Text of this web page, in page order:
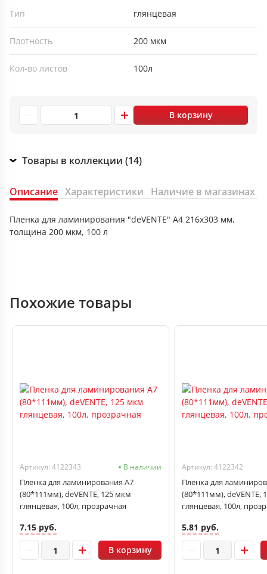
Тип глянцевая
Плотность 200 мкм
Кол-во листов 100л
В корзину
Товары в коллекции (14)
Описание Характеристики Наличие в магазинах
Пленка для ламинирования "deVENTE" A4 216x303 мм,
толщина 200 мкм, 100 л
Похожие товары
Артикул: 4122343 В наличии
Пленка для ламинирования А7
(80*111мм), deVENTE, 125 мкм
глянцевая, 100л, прозрачная
7.15 руб.
В корзину
Артикул: 4122342
Пленка для
(80*111мм), deVENTE,
глянцевая, 100л,
5.81 руб.